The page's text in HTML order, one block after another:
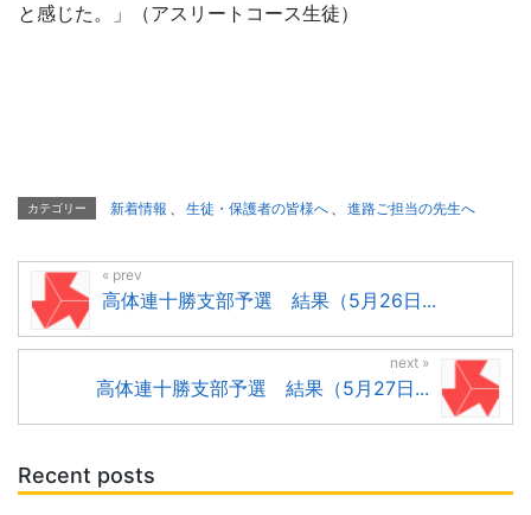
と感じた。」（アスリートコース生徒）
カテゴリー 新着情報 生徒・保護者の皆様へ 進路ご担当の先生へ
高体連十勝支部予選 結果（5月26日...
高体連十勝支部予選 結果（5月27日...
Recent posts